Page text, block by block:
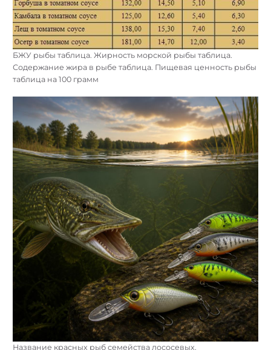
БЖУ рыбы таблица. Жирность морской рыбы таблица.
Содержание жира в рыбе таблица. Пищевая ценность рыбы
таблица на 100 грамм
Название красных рыб семейства лососевых.